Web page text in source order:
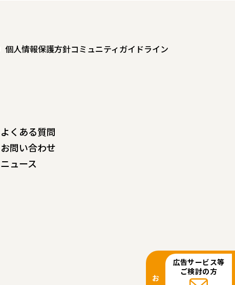
個人情報保護方針コミュニティガイドライン
よくある質問
お問い合わせ
ニュース
広告サービス等
ご検討の方